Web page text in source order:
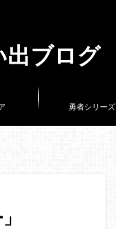
出ブログ
勇者シリーズ